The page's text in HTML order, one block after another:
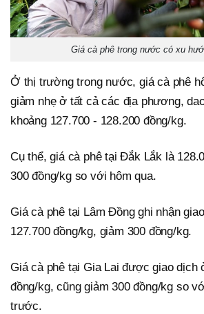
Giá cà phê trong nước có xu
Ở thị trường trong nước, giá cà phê
giảm nhẹ ở tất cả các địa phương,
khoảng 127.700 - 128.200 đồng/kg.
Cụ thể, giá cà phê tại Đắk Lắk là
300 đồng/kg so với hôm qua.
Giá cà phê tại Lâm Đồng ghi nhận
127.700 đồng/kg, giảm 300 đồng/kg.
Giá cà phê tại Gia Lai được giao dịch
đồng/kg, cũng giảm 300 đồng/kg so
trước.